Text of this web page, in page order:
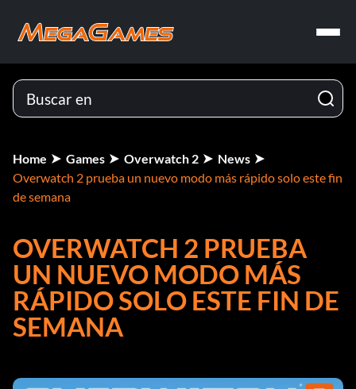
Home Games Overwatch 2
News
Overwatch 2 prueba un nuevo modo más rápido solo este fin
de semana
OVERWATCH 2 PRUEBA
UN NUEVO MODO MÁS
RÁPIDO SOLO ESTE FIN DE
SEMANA